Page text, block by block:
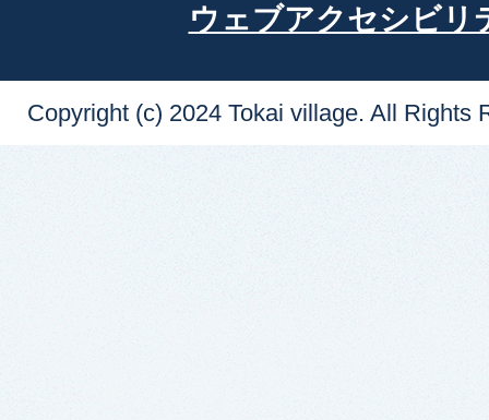
ウェブアクセシビリ
Copyright (c) 2024 Tokai village. All Rights